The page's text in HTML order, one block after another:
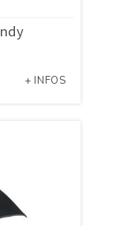
+ INFOS